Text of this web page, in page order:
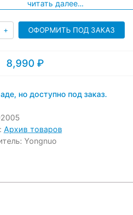
читать далее...
+ ОФОРМИТЬ ПОД ЗАКАЗ
8,990 ₽
но доступно под заказ.
Архив товаров
Yongnuo